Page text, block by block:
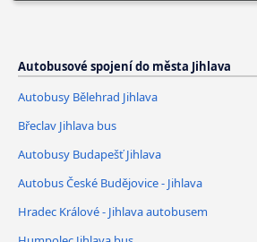
Autobusové spojení do města Jihlava
Autobusy Bělehrad Jihlava
Břeclav Jihlava bus
Autobusy Budapešť Jihlava
Autobus České Budějovice - Jihlava
Hradec Králové - Jihlava autobusem